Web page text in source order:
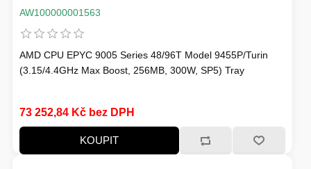
AW100000001563
AMD CPU EPYC 9005 Series 48/96T Model 9455P/Turin
(3.15/4.4GHz Max Boost, 256MB, 300W, SP5) Tray
73 252,84 Kč bez DPH
KOUPIT